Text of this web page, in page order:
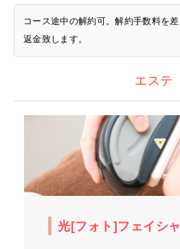
コース途中の解約可。解約手数料を
返金致します。
エステ
光[フォト]フェイシ